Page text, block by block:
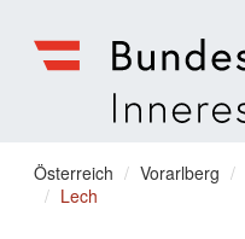
für
Inneres
Sie
befinden
Österreich Vorarlberg
Lech